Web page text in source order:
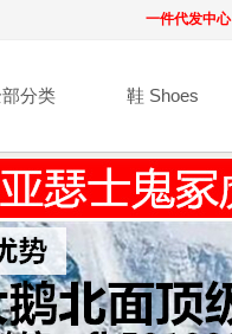
一件代发中心
分类 鞋 Shoes